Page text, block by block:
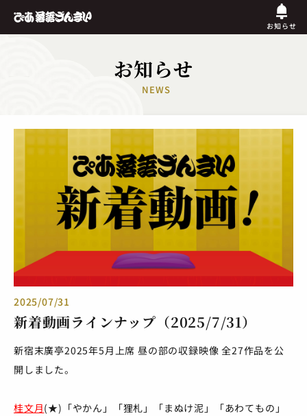
お知らせ
お知らせ
NEWS
2025/07/31
新着動画ラインナップ（2025/7/31）
新宿末廣亭2025年5月上席 昼の部の収録映像 全27作品を公
開しました。
桂文月(★)「やかん」「狸札」「まぬけ泥」「あわてもの」